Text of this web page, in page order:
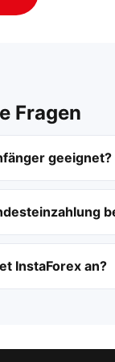
Fragen
geeignet?
InstaForex an?